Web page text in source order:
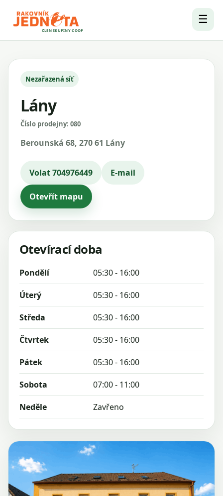
ČLEN SKUPINY COOP
☰
Nezařazená síť
Lány
Číslo prodejny: 080
Berounská 68, 270 61 Lány
Volat 704976449 E-mail
Otevřít mapu
Otevírací doba
Pondělí 05:30 - 16:00
Úterý 05:30 - 16:00
Středa 05:30 - 16:00
Čtvrtek 05:30 - 16:00
Pátek 05:30 - 16:00
Sobota 07:00 - 11:00
Neděle Zavřeno